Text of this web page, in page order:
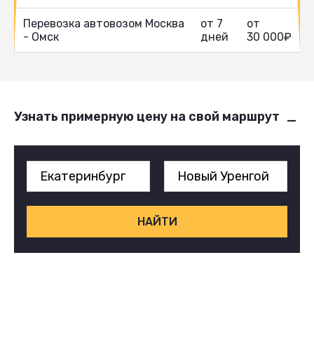
Перевозка автовозом Москва
- Омск
от 7
дней
от
30 000₽
Узнать примерную цену на свой маршрут
НАЙТИ